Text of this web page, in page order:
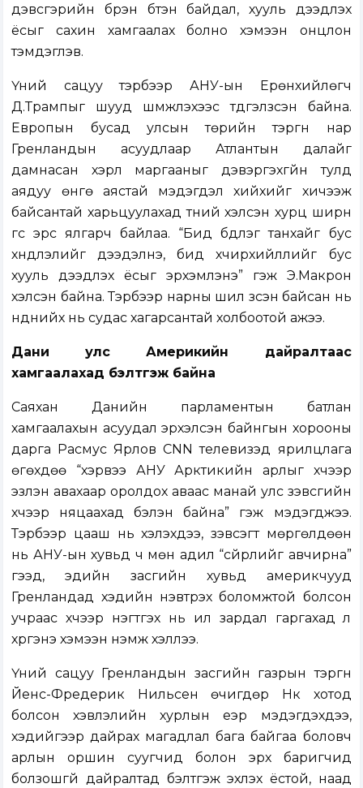
дэвсгэрийн бүрэн бүтэн байдал, хууль дээдлэх
ёсыг сахин хамгаалах болно хэмээн онцлон
тэмдэглэв.
Үүний сацуу тэрбээр АНУ-ын Ерөнхийлөгч
Д.Трампыг шууд шүүмжлэхээс түдгэлзсэн байна.
Европын бусад улсын төрийн тэргүүн нар
Гренландын асуудлаар Атлантын далайг
дамнасан хэрүүл маргааныг дэвэргэхгүйн тулд
аядуу өнгө аястай мэдэгдэл хийхийг хичээж
байсантай харьцуулахад түүний хэлсэн хурц ширүүн
үгс эрс ялгарч байлаа. “Бид бүдүүлэг танхайг бус
хүндлэлийг дээдэлнэ, бид хүчирхийллийг бус
хууль дээдлэх ёсыг эрхэмлэнэ” гэж Э.Макрон
хэлсэн байна. Тэрбээр нарны шил зүүсэн байсан нь
нүднийх нь судас хагарсантай холбоотой ажээ.
Дани улс Америкийн дайралтаас
хамгаалахад бэлтгэж байна
Саяхан Данийн парламентын батлан
хамгаалахын асуудал эрхэлсэн байнгын хорооны
дарга Расмус Ярлов CNN телевизэд ярилцлага
өгөхдөө “хэрвээ АНУ Арктикийн арлыг хүчээр
эзлэн авахаар оролдох аваас манай улс зэвсгийн
хүчээр няцаахад бэлэн байна” гэж мэдэгджээ.
Тэрбээр цааш нь хэлэхдээ, зэвсэгт мөргөлдөөн
нь АНУ-ын хувьд ч мөн адил “сүйрлийг авчирна”
гээд, эдийн засгийн хувьд америкчууд
Гренландад хэдийн нэвтрэх боломжтой болсон
учраас хүчээр нэгтгэх нь илүү зардал гаргахад л
хүргэнэ хэмээн нэмж хэллээ.
Үүний сацуу Гренландын засгийн газрын тэргүүн
Йенс-Фредерик Нильсен өчигдөр Нүүк хотод
болсон хэвлэлийн хурлын үеэр мэдэгдэхдээ,
хэдийгээр дайрах магадлал бага байгаа боловч
арлын оршин суугчид болон эрх баригчид
болзошгүй дайралтад бэлтгэж эхлэх ёстой, наад